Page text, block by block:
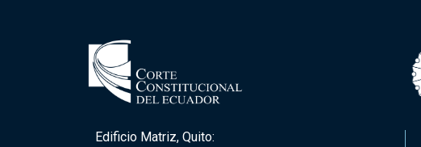
Edificio Matriz, Quito: